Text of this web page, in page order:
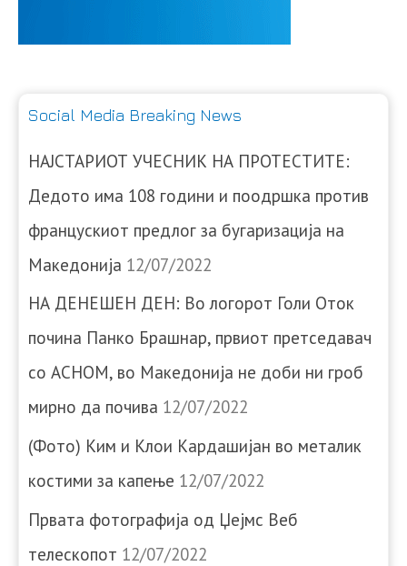
Social Media Breaking News
НАЈСТАРИОТ УЧЕСНИК НА ПРОТЕСТИТЕ:
Дедото има 108 години и поодршка против
францускиот предлог за бугаризација на
Македонија 12/07/2022
НА ДЕНЕШЕН ДЕН: Во логорот Голи Оток
почина Панко Брашнар, првиот претседавач
со АСНОМ, во Македонија не доби ни гроб
мирно да почива 12/07/2022
(Фото) Ким и Клои Кардашијан во металик
костими за капење 12/07/2022
Првата фотографија од Џејмс Веб
телескопот 12/07/2022